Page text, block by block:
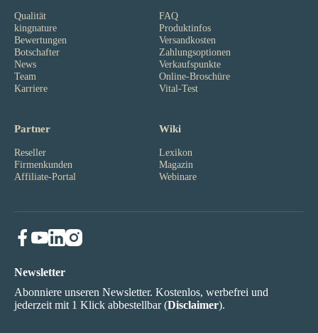
Qualität
kingnature
Bewertungen
Botschafter
News
Team
Karriere
FAQ
Produktinfos
Versandkosten
Zahlungsoptionen
Verkaufspunkte
Online-Broschüre
Vital-Test
Partner
Reseller
Firmenkunden
Affiliate-Portal
Wiki
Lexikon
Magazin
Webinare
Newsletter
Abonniere unseren Newsletter. Kostenlos, werbefrei und
jederzeit mit 1 Klick abbestellbar (Disclaimer).